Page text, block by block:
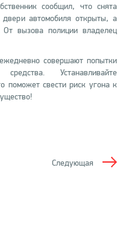
сообщил, что снята
двери автомобиля открыты, а
вызова полиции владелец
совершают попытки
Устанавливайте
поможет свести риск угона к
Следующая